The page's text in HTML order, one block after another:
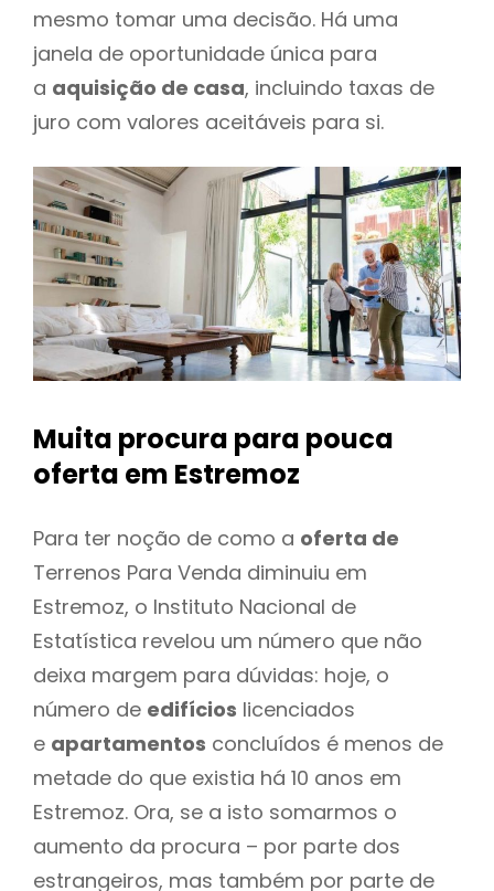
mesmo tomar uma decisão. Há uma
janela de oportunidade única para
a aquisição de casa, incluindo taxas de
juro com valores aceitáveis para si.
Muita procura para pouca
oferta em Estremoz
Para ter noção de como a oferta de
Terrenos Para Venda diminuiu em
Estremoz, o Instituto Nacional de
Estatística revelou um número que não
deixa margem para dúvidas: hoje, o
número de edifícios licenciados
e apartamentos concluídos é menos de
metade do que existia há 10 anos em
Estremoz. Ora, se a isto somarmos o
aumento da procura – por parte dos
estrangeiros, mas também por parte de